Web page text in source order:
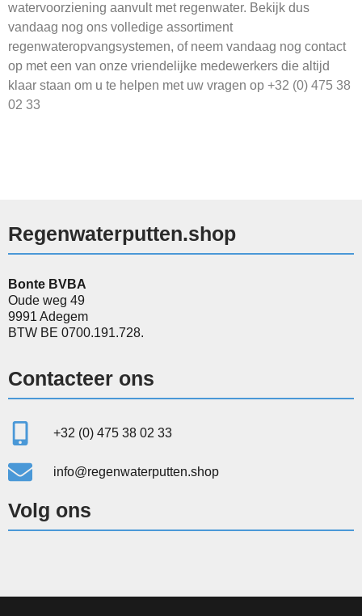
watervoorziening aanvult met regenwater. Bekijk dus
vandaag nog ons volledige assortiment
regenwateropvangsystemen, of neem vandaag nog contact
op met een van onze vriendelijke medewerkers die altijd
klaar staan om u te helpen met uw vragen op +32 (0) 475 38
02 33
Regenwaterputten.shop
Bonte BVBA
Oude weg 49
9991 Adegem
BTW BE 0700.191.728.
Contacteer ons
+32 (0) 475 38 02 33
info@regenwaterputten.shop
Volg ons